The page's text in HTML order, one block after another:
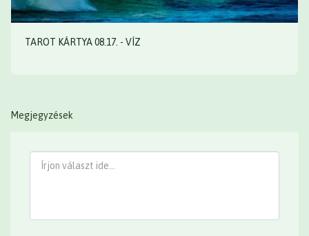
TAROT KÁRTYA 08.17. - VÍZ
Megjegyzések